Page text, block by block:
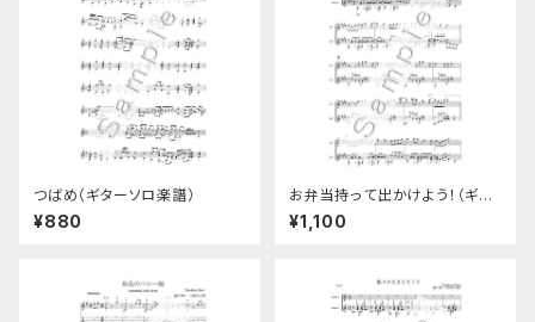
つばめ（ギターソロ楽譜）
¥880
お弁当持って出かけよう！（ギタ
ーデュオ楽譜）
¥1,100